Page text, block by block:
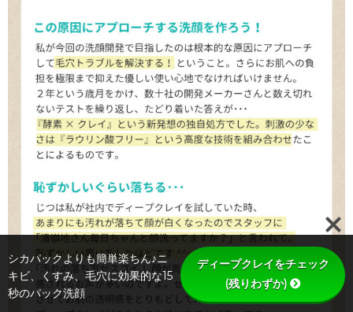
シカパックよりも簡単楽ちん♪ニ
キビ、くすみ、毛穴に効果的な15
秒のパック洗顔
ディープクレイをチェック
(残りわずか)